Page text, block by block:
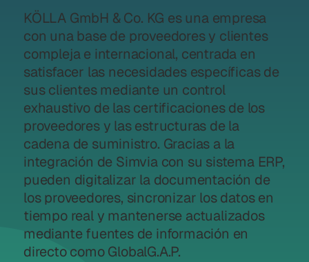
KÖLLA GmbH & Co. KG es una empresa
con una base de proveedores y clientes
compleja e internacional, centrada en
satisfacer las necesidades específicas de
sus clientes mediante un control
exhaustivo de las certificaciones de los
proveedores y las estructuras de la
cadena de suministro. Gracias a la
integración de Simvia con su sistema ERP,
pueden digitalizar la documentación de
los proveedores, sincronizar los datos en
tiempo real y mantenerse actualizados
mediante fuentes de información en
directo como GlobalG.A.P.